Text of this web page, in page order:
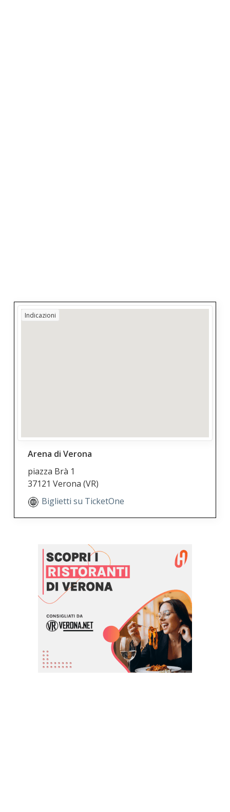
Indicazioni
Arena di Verona
piazza Brà 1
37121 Verona(VR)
Biglietti su TicketOne